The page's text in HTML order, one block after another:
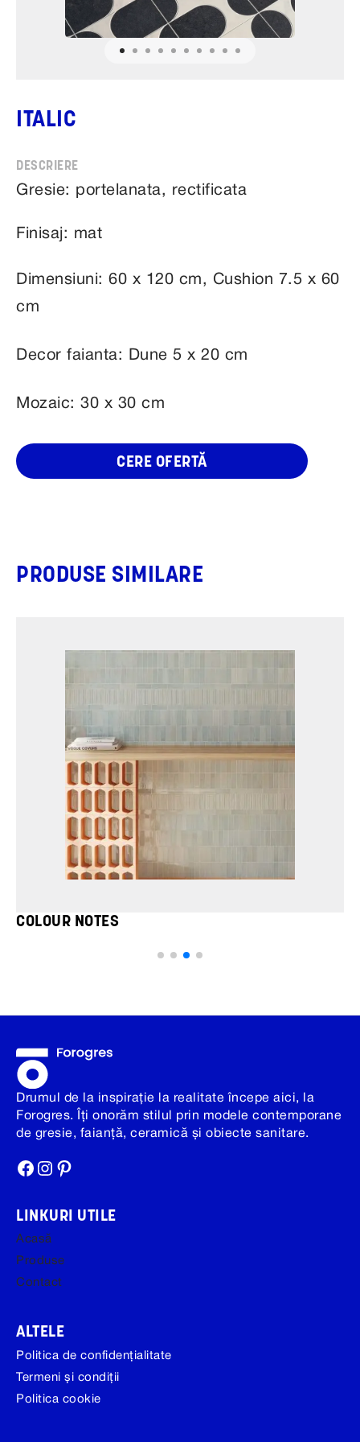
ITALIC
Gresie: portelanata, rectificata
Finisaj: mat
Dimensiuni: 60 x 120 cm, Cushion 7.5 x 60
cm
Decor faianta: Dune 5 x 20 cm
Mozaic: 30 x 30 cm
CERE OFERTĂ
PRODUSE SIMILARE
COLOUR NOTES
Drumul de la inspirație la realitate începe aici, la
Forogres. Îți onorăm stilul prin modele contemporane
de gresie, faianță, ceramică și obiecte sanitare.
Facebook
Instagram
Pinterest
LINKURI UTILE
Acasă
Produse
Contact
ALTELE
Politica de confidențialitate
Termeni și condiții
Politica cookie